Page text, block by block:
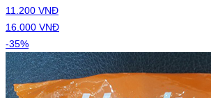
11.200 VNĐ
16.000 VNĐ
-35%